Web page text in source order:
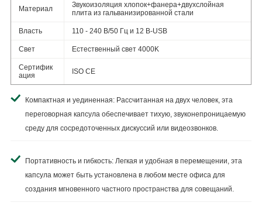
Материал
Звукоизоляция хлопок+фанера+двухслойная
плита из гальванизированной стали
Власть 110 - 240 В/50 Гц и 12 В-USB
Свет Естественный свет 4000K
Сертифик
ация
ISO CE
Компактная и уединенная: Рассчитанная на двух человек, эта
переговорная капсула обеспечивает тихую, звуконепроницаемую
среду для сосредоточенных дискуссий или видеозвонков.
Портативность и гибкость: Легкая и удобная в перемещении, эта
капсула может быть установлена в любом месте офиса для
создания мгновенного частного пространства для совещаний.